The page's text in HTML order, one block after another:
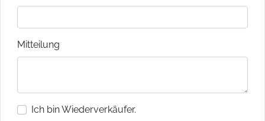
Mitteilung
Ich bin Wiederverkäufer.